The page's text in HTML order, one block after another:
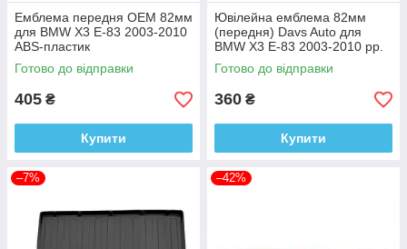
Емблема передня OEM 82мм
для BMW X3 E-83 2003-2010
ABS-пластик
Готово до відправки
405 ₴
Купити
Ювілейна емблема 82мм
(передня) Davs Auto для
BMW X3 E-83 2003-2010 рр.
ABS-пластик
Готово до відправки
360 ₴
Купити
–7% –42%